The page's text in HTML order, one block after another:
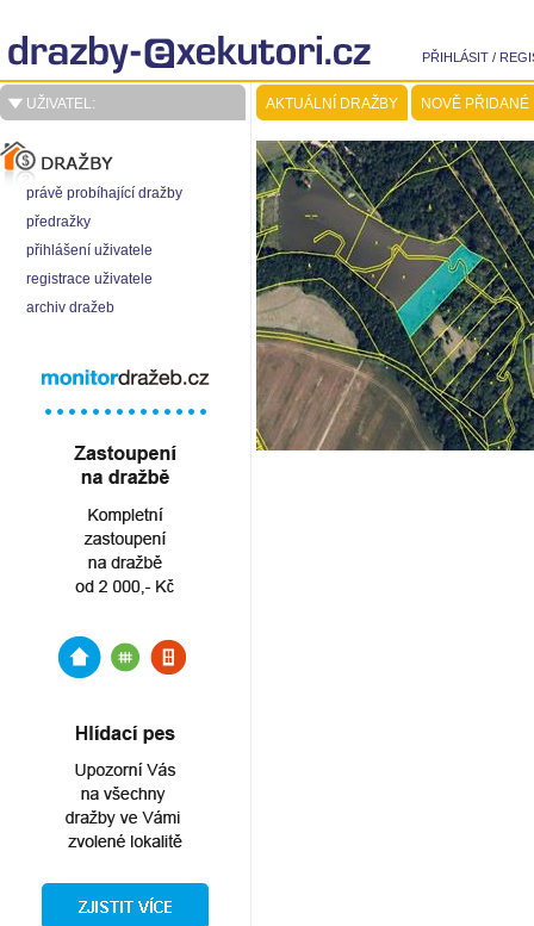
PŘIHLÁSIT /
UŽIVATEL:
právě probíhající dražby
předražky
přihlášení uživatele
registrace uživatele
archiv dražeb
AKTUÁLNÍ DRAŽBY NOVĚ PŘIDANÉ